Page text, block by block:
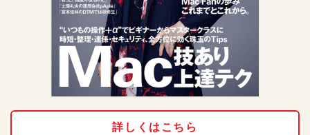
詳しくはこちら